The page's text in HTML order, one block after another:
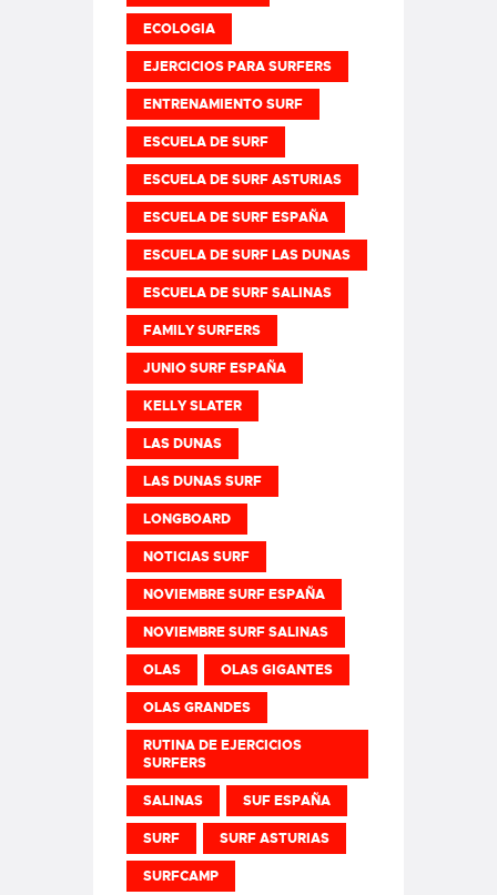
ECOLOGIA
EJERCICIOS PARA SURFERS
ENTRENAMIENTO SURF
ESCUELA DE SURF
ESCUELA DE SURF ASTURIAS
ESCUELA DE SURF ESPAÑA
ESCUELA DE SURF LAS DUNAS
ESCUELA DE SURF SALINAS
FAMILY SURFERS
JUNIO SURF ESPAÑA
KELLY SLATER
LAS DUNAS
LAS DUNAS SURF
LONGBOARD
NOTICIAS SURF
NOVIEMBRE SURF ESPAÑA
NOVIEMBRE SURF SALINAS
OLAS OLAS GIGANTES
OLAS GRANDES
RUTINA DE EJERCICIOS
SURFERS
SALINAS SUF ESPAÑA
SURF SURF ASTURIAS
SURFCAMP